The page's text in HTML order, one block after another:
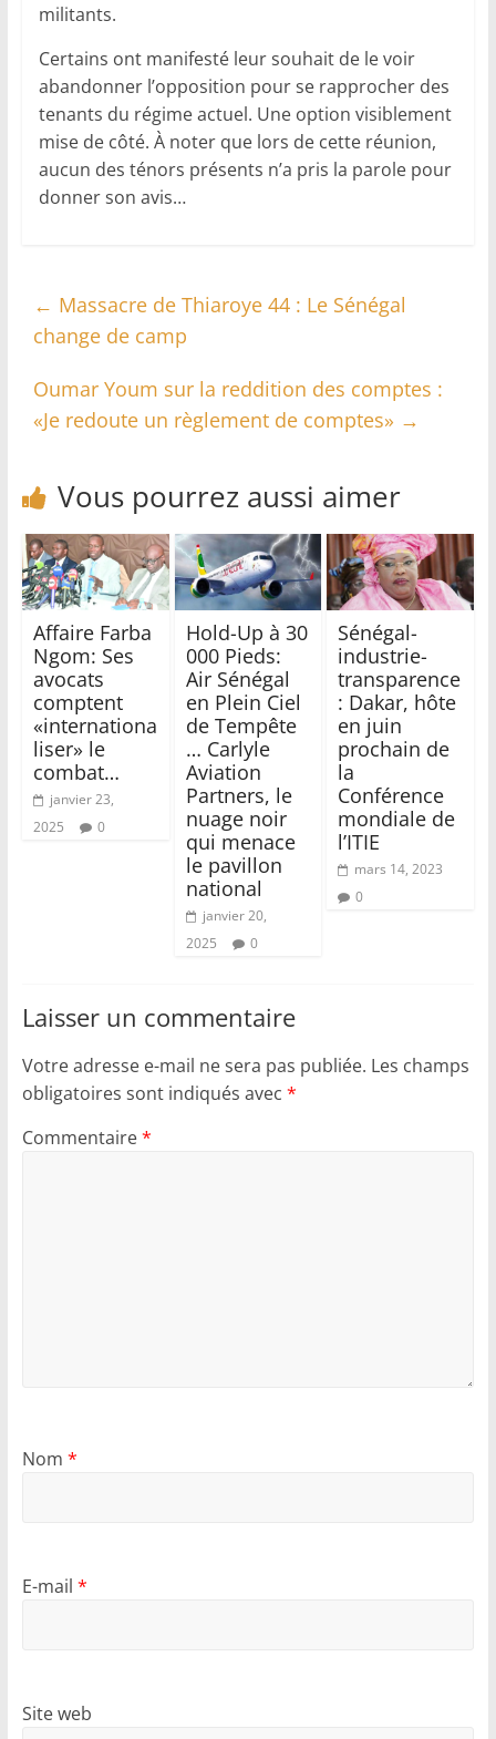
militants.
Certains ont manifesté leur souhait de le voir
abandonner l’opposition pour se rapprocher des
tenants du régime actuel. Une option visiblement
mise de côté. À noter que lors de cette réunion,
aucun des ténors présents n’a pris la parole pour
donner son avis…
← Massacre de Thiaroye 44 : Le Sénégal
change de camp
Oumar Youm sur la reddition des comptes :
«Je redoute un règlement de comptes» →
Vous pourrez aussi aimer
Affaire Farba
Ngom: Ses
avocats
comptent
«internationa
liser» le
combat…
janvier 23,
2025
0
Hold-Up à 30
000 Pieds:
Air Sénégal
en Plein Ciel
de Tempête
… Carlyle
Aviation
Partners, le
nuage noir
qui menace
le pavillon
national
janvier 20,
2025
0
Sénégal-
industrie-
transparence
: Dakar, hôte
en juin
prochain de
la
Conférence
mondiale de
l’ITIE
mars 14, 2023
0
Laisser un commentaire
Votre adresse e-mail ne sera pas publiée. Les champs
obligatoires sont indiqués avec *
Commentaire*
Nom *
E-mail *
Site web